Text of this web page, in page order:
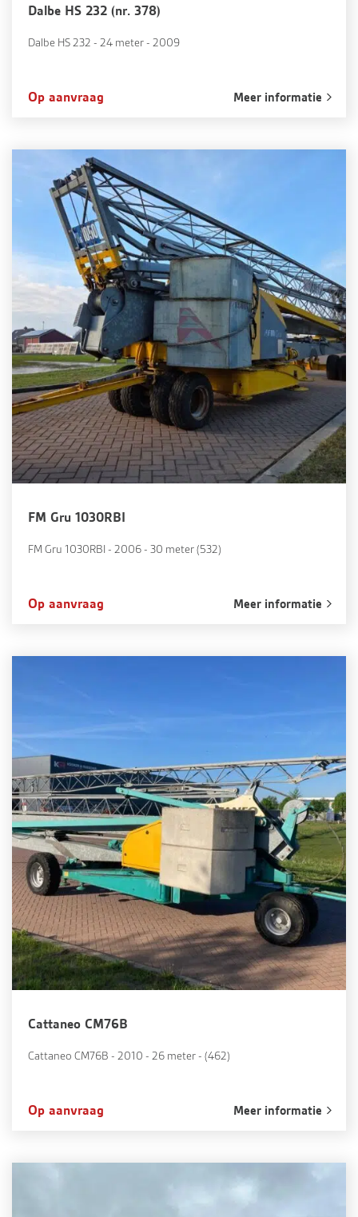
Dalbe HS 232 (nr. 378)
Dalbe HS 232 - 24 meter - 2009
Op aanvraag Meer informatie
FM Gru 1030RBI
FM Gru 1030RBI - 2006 - 30 meter (532)
Op aanvraag Meer informatie
Cattaneo CM76B
Cattaneo CM76B - 2010 - 26 meter - (462)
Op aanvraag Meer informatie